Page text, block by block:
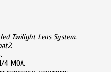
Twilight Lens System.
.
4 МОА.